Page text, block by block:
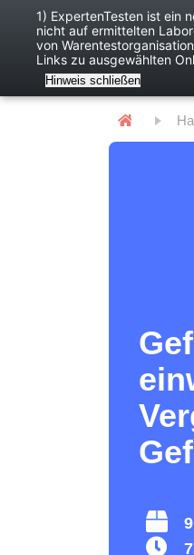
9
1) ExpertenTesten ist ein
nicht auf ermittelten
von
Links zu ausgewählten
Hinweis schließen